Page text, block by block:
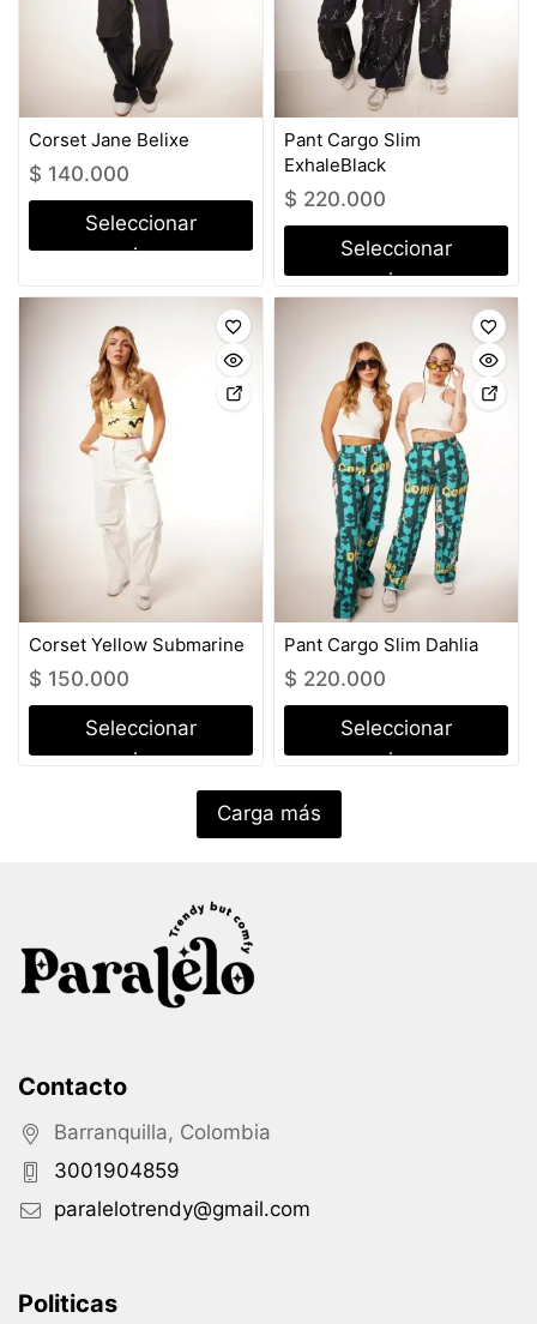
Corset Jane Belixe
$ 140.000
Seleccionar
opciones
Pant Cargo Slim
ExhaleBlack
$ 220.000
Seleccionar
opciones
Corset Yellow Submarine
$ 150.000
Seleccionar
opciones
Pant Cargo Slim Dahlia
$ 220.000
Seleccionar
opciones
Carga más
Contacto
Barranquilla, Colombia
3001904859
paralelotrendy@gmail.com
Politicas